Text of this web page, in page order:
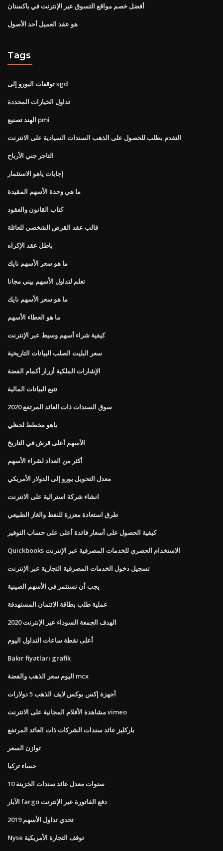
أفضل خصم مواقع التسوق عبر الإنترنت في باكستان
هو عقد العميل أحد الأصول
Tags
توقعات اليورو إلى sgd
تداول الخيارات المحددة
الهند تصنيع pmi
التقدم بطلب للحصول على الذهب السندات السيادية على الانترنت
التاجر جني الأرباح
إجابات ياهو الاستثمار
ما هي وحدة الأسهم المقيدة
كتاب القانون والعقود
قالب عقد القرض الشخصي للعائلة
باطل عقد الإكراه
ما هو سعر الأسهم نايك
تعلم لتداول الأسهم بيني مجانا
ما هو سعر الأسهم نايك
ما هو العطاء الأسهم
كيفية شراء أسهم وسيط عبر الإنترنت
سعر البليت الصلب البيانات التاريخية
الإشارات الملكية أزرار أكمام الفضة
تتبع البيانات المالية
سوق السندات ذات العائد المرتفع 2020
ياهو مخطط لحظي
الأسهم أعلى قرش في التاريخ
أكثر من العداد لشراء الأسهم
معدل التحويل يورو إلى الدولار الأمريكي
انشاء شركة استرالية على الانترنت
طرق استعادة معززة للنفط والغاز الطبيعي
كيفية الحصول على أسعار فائدة أعلى على حساب التوفير
Quickbooks الاستخدام الحصري للخدمات المصرفية عبر الإنترنت
تسجيل دخول الخدمات المصرفية التجارية عبر الإنترنت
يجب أن تستثمر في الأسهم الصينية
عملية طلب بطاقة الائتمان المستهدفة
الهدف الجمعة السوداء عبر الإنترنت 2020
أعلى نقطة ساعات التداول اليوم
Bakır fiyatları grafik
اليوم سعر الذهب والفضة mcx
أجهزة إكس بوكس ​​لايف الذهب 5 دولارات
مشاهدة الأفلام المجانية على الانترنت vimeo
باركليز عائد سندات الشركات ذات العائد المرتفع
توازن السعر
حساء تركيا
10 سنوات معدل عائد سندات الخزينة
الآبار fargo دفع الفاتورة عبر الإنترنت
تحدي تداول الأسهم 2019
Nyse توقف التجارة الأمريكية